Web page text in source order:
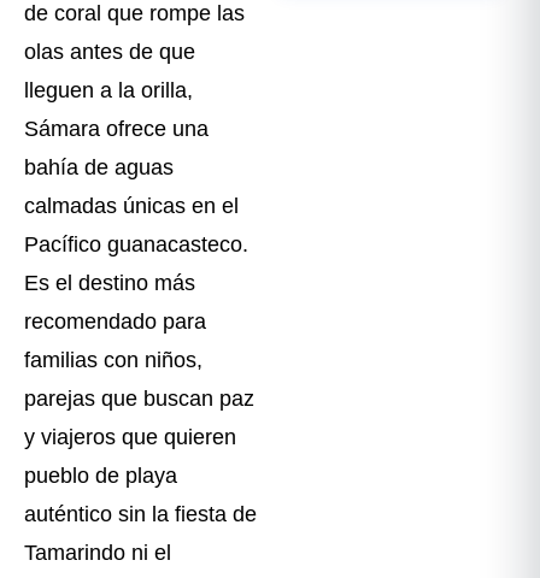
de coral que rompe las
olas antes de que
lleguen a la orilla,
Sámara ofrece una
bahía de aguas
calmadas únicas en el
Pacífico guanacasteco.
Es el destino más
recomendado para
familias con niños,
parejas que buscan paz
y viajeros que quieren
pueblo de playa
auténtico sin la fiesta de
Tamarindo ni el